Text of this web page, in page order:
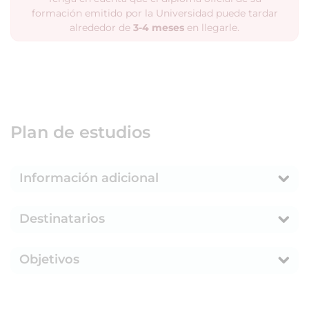
formación emitido por la Universidad puede tardar
alrededor de 3-4 meses en llegarle.
Plan de estudios
Información adicional
Destinatarios
Objetivos